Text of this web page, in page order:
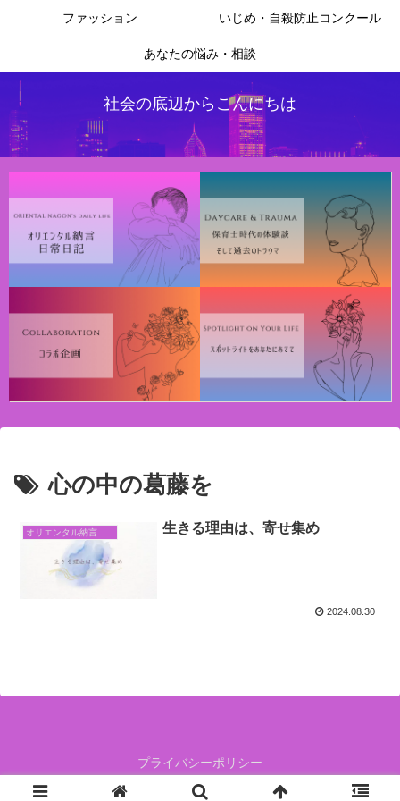
社会の底辺からこんにちは
ファッション いじめ・自殺防止コンクール
あなたの悩み・相談
心の中の葛藤を
オリエンタル納言日常日記 生きる理由は、寄せ集め
2024.08.30
プライバシーポリシー
人生白か黒かで決めないで、グレーの中で生きていこう